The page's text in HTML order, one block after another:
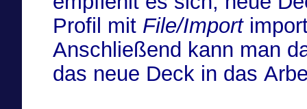
Profil mit File/Import
Anschließend kann man
das neue Deck in das